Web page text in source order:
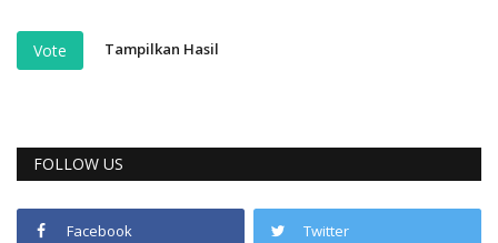
Vote Tampilkan Hasil
FOLLOW US
Facebook Twitter